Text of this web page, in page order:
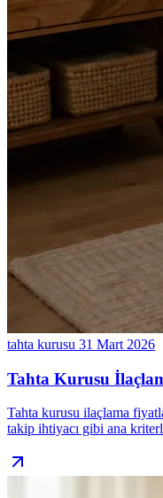
tahta kurusu 31 Mart 2026
Tahta Kurusu
Tahta kurusu ilaçlama
takip ihtiyacı gibi ana